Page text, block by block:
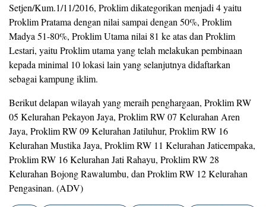
Setjen/Kum.1/11/2016, Proklim dikategorikan menjadi 4 yaitu
Proklim Pratama dengan nilai sampai dengan 50%, Proklim
Madya 51-80%, Proklim Utama nilai 81 ke atas dan Proklim
Lestari, yaitu Proklim utama yang telah melakukan pembinaan
kepada minimal 10 lokasi lain yang selanjutnya didaftarkan
sebagai kampung iklim.
Berikut delapan wilayah yang meraih penghargaan, Proklim RW
05 Kelurahan Pekayon Jaya, Proklim RW 07 Kelurahan Aren
Jaya, Proklim RW 09 Kelurahan Jatiluhur, Proklim RW 16
Kelurahan Mustika Jaya, Proklim RW 11 Kelurahan Jaticempaka,
Proklim RW 16 Kelurahan Jati Rahayu, Proklim RW 28
Kelurahan Bojong Rawalumbu, dan Proklim RW 12 Kelurahan
Pengasinan. (ADV)